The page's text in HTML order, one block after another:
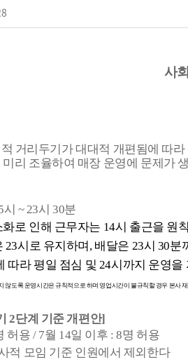
사
거리두기가 대대적 개편됨에 따
리 조율하여 매장 운영에 문제가
시 ~ 23시30분
로 인해 근무자는 14시 출근을 원
23시로 유지하며, 배달은 23시 30분
따라 평일 점심 및 24시까지 운영을
않도록 운영시간은 규칙적으로 하며 영업시간이 불규칙할 경우 본사
2단계 기준 개편안]
허용 / 7월 14일 이후 : 8명 허용
적 모임 기준 인원에서 제외한다